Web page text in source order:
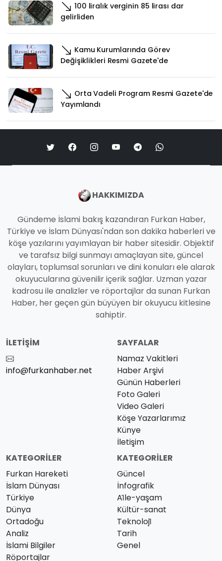
100 liralık verginin 85 lirası dar
gelirliden
Kamu Kurumlarında Görev
Değişiklikleri Resmi Gazete'de
Orta Vadeli Program Resmi Gazete'de
Yayımlandı
HAKKIMIZDA
Gündeme İslami bakış kazandıran Furkan Haber,
Türkiye ve İslam Dünyası'ndan son dakika haberleri ve
köşe yazılarını yayımlayan bir haber sitesidir. Objektif
ve tarafsız bilgi sunmayı amaçlayan site, güncel
olayları, toplumsal sorunları ve dini konuları ele alarak
okuyucularına güvenilir içerik sağlar. Uzman yazar
kadrosu ile analizler ve röportajlar da sunan Furkan
Haber, her geçen gün büyüyen bir okuyucu kitlesine
sahiptir.
İLETIŞIM
info@furkanhaber.net
SAYFALAR
Namaz Vakitleri
Haber Arşivi
Günün Haberleri
Foto Galeri
Video Galeri
Köşe Yazarlarımız
Künye
İletişim
KATEGORILER
Furkan Hareketi
İslam Dünyası
Türkiye
Dünya
Ortadoğu
Analiz
İslami Bilgiler
Röportajlar
KATEGORILER
Güncel
İnfografik
Ai̇le-yaşam
Kültür-sanat
Teknoloji̇
Tarih
Genel